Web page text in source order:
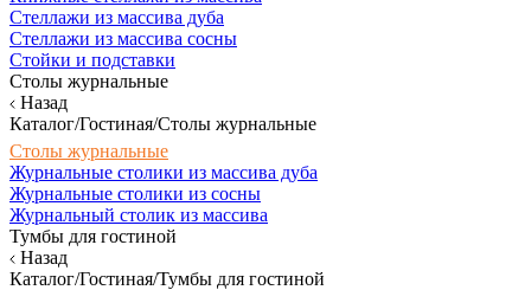
Стеллажи из массива дуба
Стеллажи из массива сосны
Стойки и подставки
Столы журнальные
Назад
Каталог/Гостиная/Столы журнальные
Столы журнальные
Журнальные столики из массива дуба
Журнальные столики из сосны
Журнальный столик из массива
Тумбы для гостиной
Назад
Каталог/Гостиная/Тумбы для гостиной